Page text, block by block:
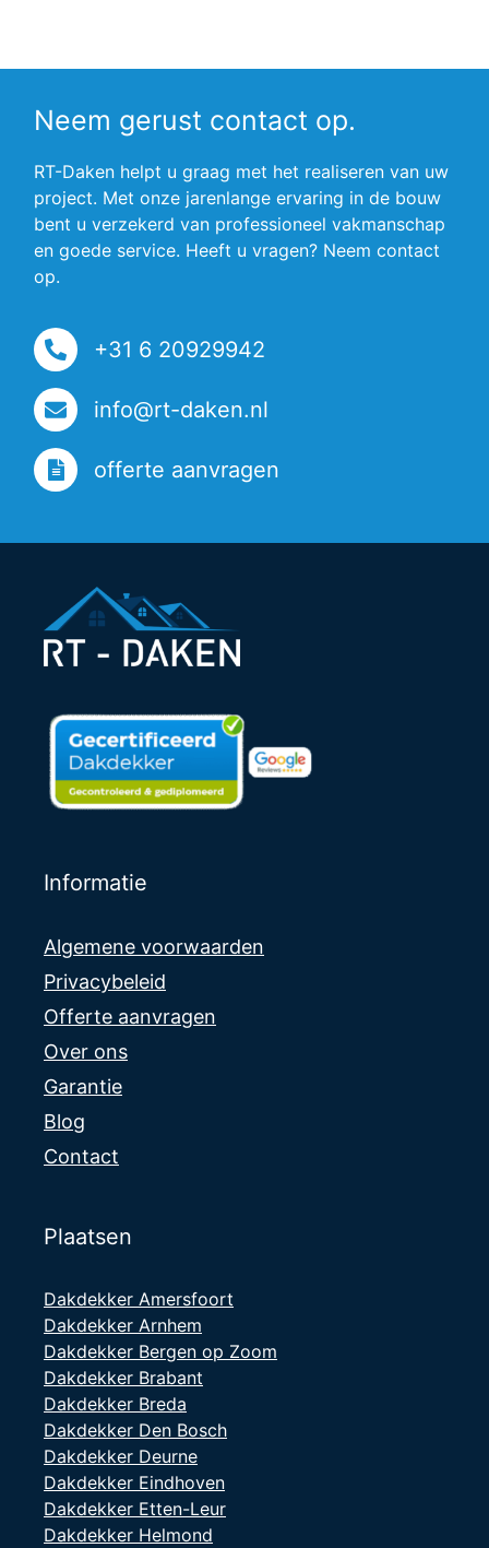
Neem gerust contact op.
RT-Daken helpt u graag met het realiseren van uw
project. Met onze jarenlange ervaring in de bouw
bent u verzekerd van professioneel vakmanschap
en goede service. Heeft u vragen? Neem contact
op.
+31 6 20929942
info@rt-daken.nl
offerte aanvragen
Informatie
Algemene voorwaarden
Privacybeleid
Offerte aanvragen
Over ons
Garantie
Blog
Contact
Plaatsen
Dakdekker Amersfoort
Dakdekker Arnhem
Dakdekker Bergen op Zoom
Dakdekker Brabant
Dakdekker Breda
Dakdekker Den Bosch
Dakdekker Deurne
Dakdekker Eindhoven
Dakdekker Etten-Leur
Dakdekker Helmond